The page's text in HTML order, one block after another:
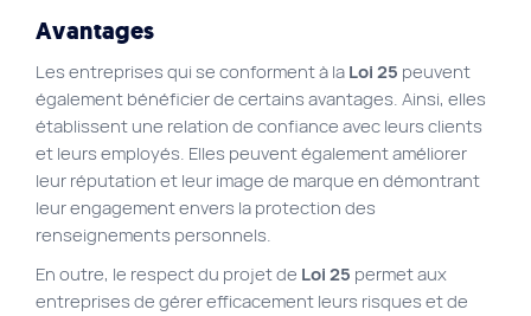
Avantages
Les entreprises qui se conforment à la Loi 25 peuvent
également bénéficier de certains avantages. Ainsi, elles
établissent une relation de confiance avec leurs clients
et leurs employés. Elles peuvent également améliorer
leur réputation et leur image de marque en démontrant
leur engagement envers la protection des
renseignements personnels.
En outre, le respect du projet de Loi 25 permet aux
entreprises de gérer efficacement leurs risques et de